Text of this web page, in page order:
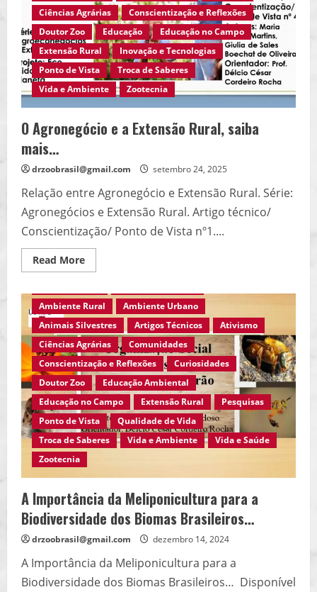
mais…
Ciências Agrárias
Conscientização e Reflexões
Doutor Zoo
Educação
Educação no Campo
Extensão Rural
Inovação e Tecnologias
Ponto de Vista
Troca de Saberes
Vida e Ambiente
Zootecnia
O Agronegócio e a Extensão Rural, saiba
mais…
drzoobrasil@gmail.com setembro 24, 2025
Relação entre Agronegócio e Extensão Rural. Série:
Agronegócios e Extensão Rural. Artigo técnico/
Conscientização/ Ponto de Vista nº1....
Read MoreRead
more
Agronegócio
e
a
Extensão
Rural,
saiba
mais…
Ambiente Rural
Ambiente Urbano
Animais Silvestres
Artigos Técnicos
Ativismo
Ciências Agrárias
Comunidades
Conscientização e Reflexões
Curiosidades
Doutor Zoo
Educação Ambiental
Educação no Campo
Extensão Rural
Pesquisas
Ponto de Vista
Qualidade de Vida
Troca de Saberes
Vida e Ambiente
Vida e Saúde
Zootecnia
A Importância da Meliponicultura para a
Biodiversidade dos Biomas Brasileiros…
drzoobrasil@gmail.com dezembro 14, 2024
A Importância da Meliponicultura para a
Biodiversidade dos Biomas Brasileiros… Disponível